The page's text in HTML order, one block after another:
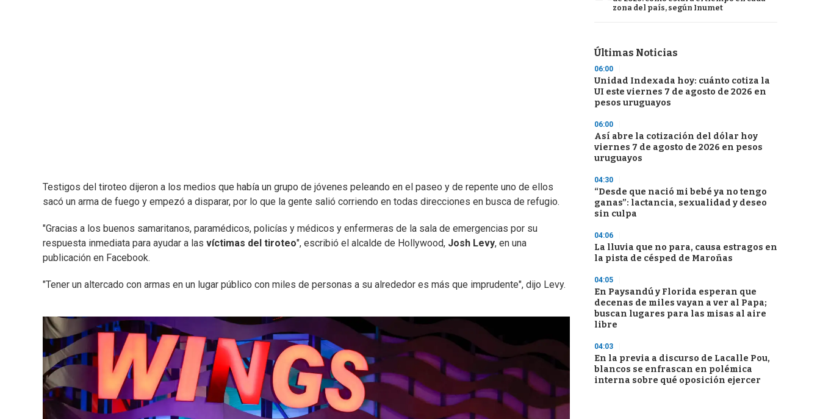
Testigos del tiroteo dijeron a los medios que había un grupo de jóvenes peleando en el paseo y de repente uno de ellos
sacó un arma de fuego y empezó a disparar, por lo que la gente salió corriendo en todas direcciones en busca de refugio.
"Gracias a los buenos samaritanos, paramédicos, policías y médicos y enfermeras de la sala de emergencias por su
respuesta inmediata para ayudar a las víctimas del tiroteo", escribió el alcalde de Hollywood, Josh Levy, en una
publicación en Facebook.
"Tener un altercado con armas en un lugar público con miles de personas a su alrededor es más que imprudente", dijo Levy.
zona del país, según Inumet
Últimas Noticias
06:00
Unidad Indexada hoy: cuánto cotiza la
UI este viernes 7 de agosto de 2026 en
pesos uruguayos
06:00
Así abre la cotización del dólar hoy
viernes 7 de agosto de 2026 en pesos
uruguayos
04:30
“Desde que nació mi bebé ya no tengo
ganas”: lactancia, sexualidad y deseo
sin culpa
04:06
La lluvia que no para, causa estragos en
la pista de césped de Maroñas
04:05
En Paysandú y Florida esperan que
decenas de miles vayan a ver al Papa;
buscan lugares para las misas al aire
libre
04:03
En la previa a discurso de Lacalle Pou,
blancos se enfrascan en polémica
interna sobre qué oposición ejercer